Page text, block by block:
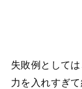
失敗例としては
力を入れすぎて